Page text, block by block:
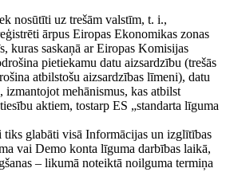
nosūtīti uz trešām valstīm, t. i.,
ārpus Eiropas Ekonomikas zonas
kuras saskaņā ar Eiropas Komisijas
pietiekamu datu aizsardzību (trešās
atbilstošu aizsardzības līmeni), datu
izmantojot mehānismus, kas atbilst
aktiem, tostarp ES „standarta līguma
tiks glabāti visā Informācijas un izglītības
vai Demo konta līguma darbības laikā,
– likumā noteiktā noilguma termiņa